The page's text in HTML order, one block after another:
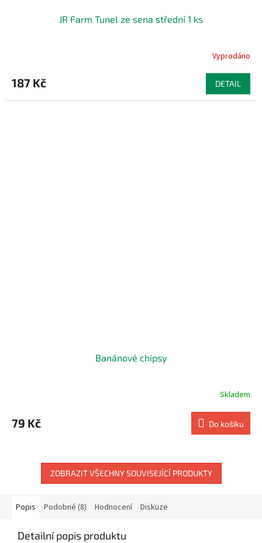
JR Farm Tunel ze sena střední 1 ks
Vyprodáno
187 Kč DETAIL
Banánové chipsy
Skladem
79 Kč Do košíku
ZOBRAZIT VŠECHNY SOUVISEJÍCÍ PRODUKTY
Popis Podobné (8) Hodnocení Diskuze
Detailní popis produktu